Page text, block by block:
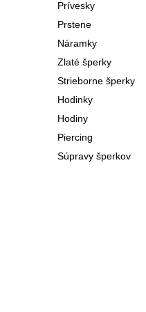
Prívesky
Prstene
Náramky
Zlaté šperky
Strieborne šperky
Hodinky
Hodiny
Piercing
Súpravy šperkov